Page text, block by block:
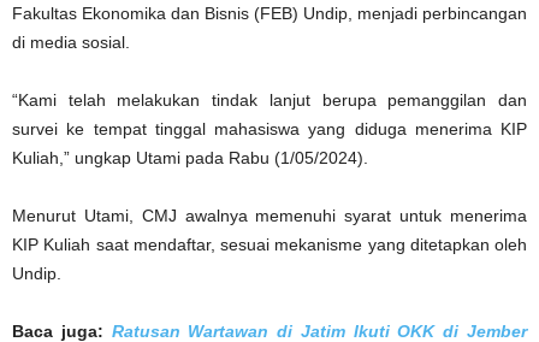
Fakultas Ekonomika dan Bisnis (FEB) Undip, menjadi perbincangan
di media sosial.
“Kami telah melakukan tindak lanjut berupa pemanggilan dan
survei ke tempat tinggal mahasiswa yang diduga menerima KIP
Kuliah,” ungkap Utami pada Rabu (1/05/2024).
Menurut Utami, CMJ awalnya memenuhi syarat untuk menerima
KIP Kuliah saat mendaftar, sesuai mekanisme yang ditetapkan oleh
Undip.
Baca juga: Ratusan Wartawan di Jatim Ikuti OKK di Jember